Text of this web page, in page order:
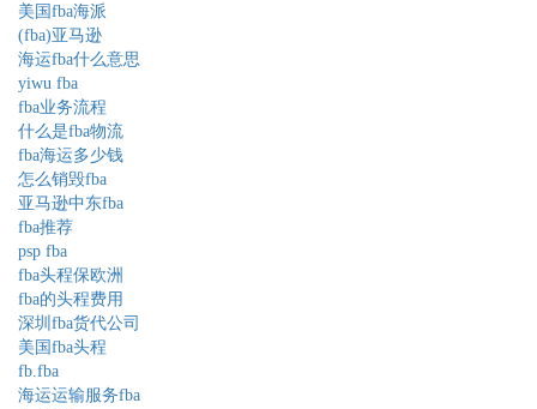
美国fba海派
(fba)亚马逊
海运fba什么意思
yiwu fba
fba业务流程
什么是fba物流
fba海运多少钱
怎么销毁fba
亚马逊中东fba
fba推荐
psp fba
fba头程保欧洲
fba的头程费用
深圳fba货代公司
美国fba头程
fb.fba
海运运输服务fba